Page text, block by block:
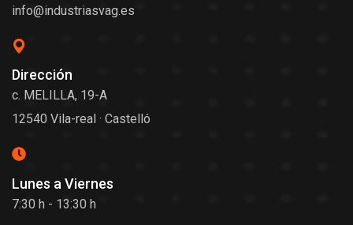
info@industriasvag.es
Dirección
c. MELILLA, 19-A
12540 Vila-real · Castelló
Lunes a Viernes
7:30 h - 13:30 h